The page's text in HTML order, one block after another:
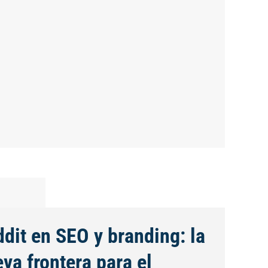
en SEO y branding: la
frontera para el